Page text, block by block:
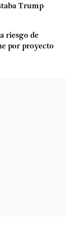
Trump
riesgo de
por proyecto